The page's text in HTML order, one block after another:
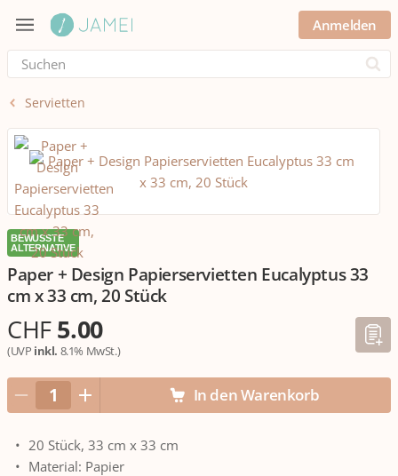
Anmelden
Servietten
BEWUSSTE
ALTERNATIVE
Paper + Design Papierservietten Eucalyptus 33
cm x 33 cm, 20 Stück
CHF5.00
(UVP inkl. 8.1% MwSt.)
In den Warenkorb
20 Stück, 33 cm x 33 cm
Material: Papier